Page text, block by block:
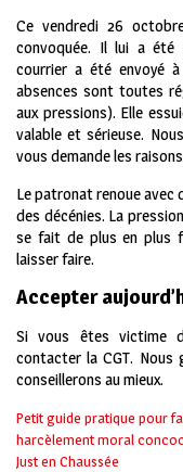
Ce vendredi 26
convoquée. Il lui a été
courrier a été envoyé
absences sont toutes
aux pressions). Elle
valable et sérieuse.
vous demande les
Le patronat renoue avec
des décénies. La
se fait de plus en plus
laisser faire.
Accepter
Si vous êtes victime
contacter la CGT.
conseillerons au mieux.
Petit guide pratique pour
harcèlement moral
Just en Chaussée